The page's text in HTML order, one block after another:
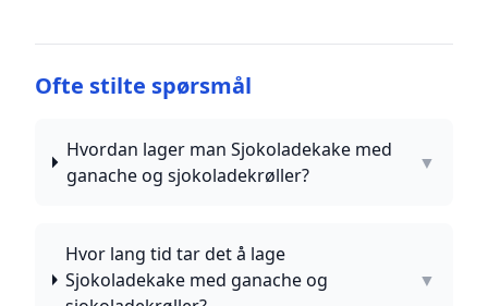
Ofte stilte spørsmål
Hvordan lager man Sjokoladekake med
ganache og sjokoladekrøller?
▼
Hvor lang tid tar det å lage
Sjokoladekake med ganache og
▼